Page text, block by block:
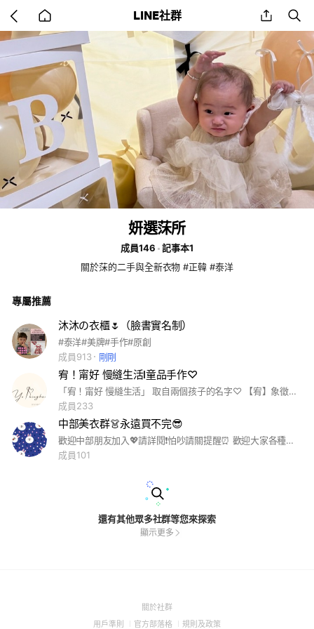
back
to
home
LINE社群 share
妍選莯所
成員146
記事本1
關於莯的二手與全新衣物 #正韓 #泰洋
專屬推薦
沐沐の衣櫃🌷（臉書實名制）
#泰洋#美牌#手作#原創
成員913
剛剛
宥！甯好 慢縫生活Ⅰ童品手作♡
「宥！甯好 慢縫生活」 取自兩個孩子的名字♡ 【宥】象徵包容與溫暖，是媽媽的愛。 【甯】象徵安甯與柔軟，是孩子的純真。 【好】則是祝福與生活的問候。 「慢縫生活」是一種節奏， 也是媽媽對家的溫柔堅持。 一針一線，縫出溫度，也縫進我們的故事。 慢一點沒關係，因為愛，本來就值得細細縫進生活裡♡
成員233
中部美衣群👗永遠買不完😎
歡迎中部朋友加入💖請詳閱❗️怕吵請關提醒⏰ 歡迎大家各種分享交流，不用害羞😍希望群內內容不要外流！ 有想約聚會、一起玩，可以發出來詢問大家，不需要經過我同意！ 也歡迎自由買賣衣服，預購、現貨實拍、衣況、交易方式請告知清楚，希望大家都能開心的買賣！ 我不干涉買賣的部分！ 多件可以利用組圖或放相簿、記事本，售出記得在刪除💖 單純創個群組希望可以認識中部的朋友 可以約團聚，一起玩樂！ 希望群內不吵架、不比較，請溫柔😆😆 感謝各位(感謝)有問題可以私訊我
成員101
還有其他眾多社群等您來探索
顯示更多
關於社群(Open
用戶準則 (Open
官方部落格 (Open
規則及政策(Open